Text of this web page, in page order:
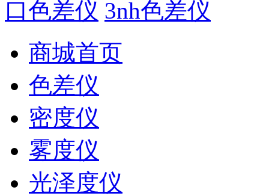
口色差仪 3nh色差仪
商城首页
色差仪
密度仪
雾度仪
光泽度仪